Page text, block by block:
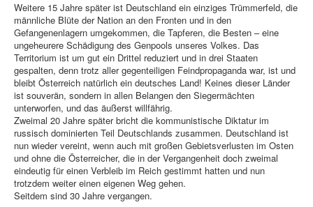
Weitere 15 Jahre später ist Deutschland ein einziges Trümmerfeld, die
männliche Blüte der Nation an den Fronten und in den
Gefangenenlagern umgekommen, die Tapferen, die Besten – eine
ungeheurere Schädigung des Genpools unseres Volkes. Das
Territorium ist um gut ein Drittel reduziert und in drei Staaten
gespalten, denn trotz aller gegenteiligen Feindpropaganda war, ist und
bleibt Österreich natürlich ein deutsches Land! Keines dieser Länder
ist souverän, sondern in allen Belangen den Siegermächten
unterworfen, und das äußerst willfährig.
Zweimal 20 Jahre später bricht die kommunistische Diktatur im
russisch dominierten Teil Deutschlands zusammen. Deutschland ist
nun wieder vereint, wenn auch mit großen Gebietsverlusten im Osten
und ohne die Österreicher, die in der Vergangenheit doch zweimal
eindeutig für einen Verbleib im Reich gestimmt hatten und nun
trotzdem weiter einen eigenen Weg gehen.
Seitdem sind 30 Jahre vergangen.